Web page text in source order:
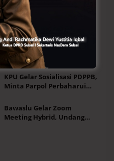
Ketua ORW 006 Gunung Sari
Beri Dukungan Program
Pilah Sampah Residu Masuk
TPA
Perlindungan Warisan
Masyarakat Adat
Kabupaten Buton
Diperkuat melalui
Pengadministrasian dan
Pendaftaran Tanah Ulayat
KPU Gelar Sosialisasi PDPPB,
Minta Parpol Perbaharui
Kantor
Bawaslu Gelar Zoom
Meeting Hybrid, Undang